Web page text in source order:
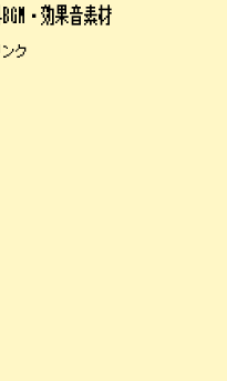
・効果音素材
ク